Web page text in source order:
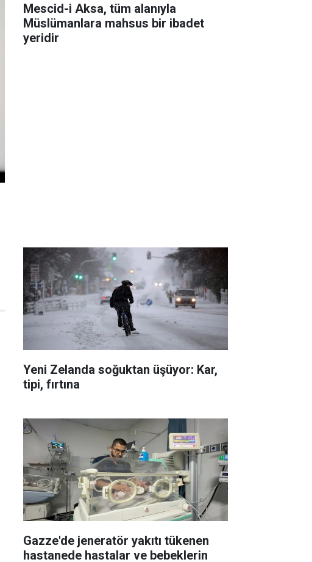
Mescid-i Aksa, tüm alanıyla
Müslümanlara mahsus bir ibadet
yeridir
Yeni Zelanda soğuktan üşüyor: Kar,
tipi, fırtına
Gazze'de jeneratör yakıtı tükenen
hastanede hastalar ve bebeklerin